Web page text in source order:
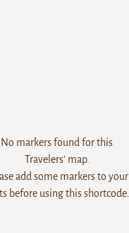
No markers found for this
Travelers' map.
add some markers to your
before using this shortcode.